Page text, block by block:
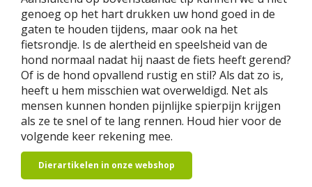
genoeg op het hart drukken uw hond goed in de
gaten te houden tijdens, maar ook na het
fietsrondje. Is de alertheid en speelsheid van de
hond normaal nadat hij naast de fiets heeft gerend?
Of is de hond opvallend rustig en stil? Als dat zo is,
heeft u hem misschien wat overweldigd. Net als
mensen kunnen honden pijnlijke spierpijn krijgen
als ze te snel of te lang rennen. Houd hier voor de
volgende keer rekening mee.
Dierartikelen in onze webshop